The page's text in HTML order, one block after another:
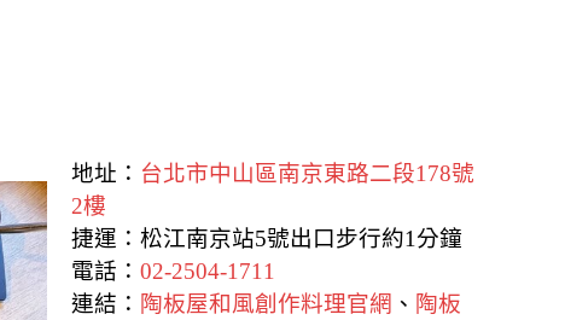
地址： 台北市中山區南京東路二段178號
2樓
捷運：松江南京站5號出口步行約1分鐘
電話： 02-2504-1711
連結： 陶板屋和風創作料理官網 、 陶板